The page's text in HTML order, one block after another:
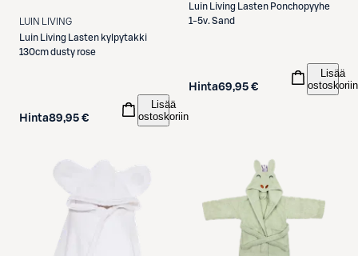
LUIN LIVING
Luin Living
Lasten kylpytakki
130cm dusty rose
Hinta89,95 €
Lisää
ostoskoriin
Luin Living
Lasten Ponchopyyhe
1-5v. Sand
Hinta69,95 €
Lisää
ostoskoriin